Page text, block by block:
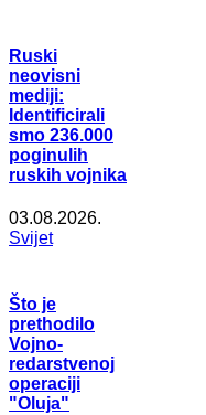
Ruski
neovisni
mediji:
Identificirali
smo 236.000
poginulih
ruskih vojnika
03.08.2026.
Svijet
Što je
prethodilo
Vojno-
redarstvenoj
operaciji
"Oluja"